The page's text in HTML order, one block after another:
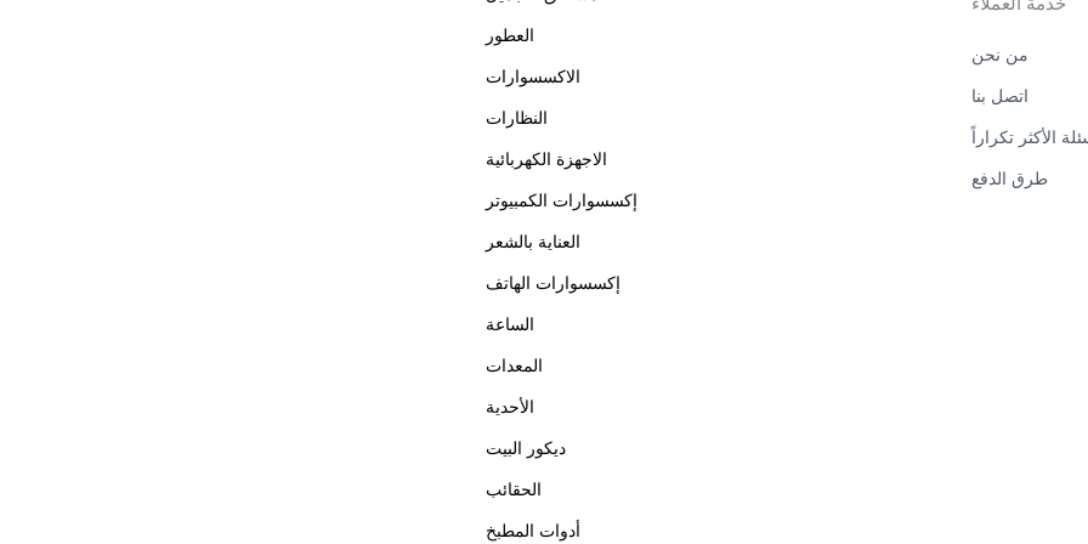
العطور
الاكسسوارات
النظارات
الاجهزة الكهربائية
إكسسوارات الكمبيوتر
العناية بالشعر
إكسسوارات الهاتف
الساعة
المعدات
الأحدية
ديكور البيت
الحقائب
أدوات المطبخ
من نحن
اتصل بنا
الأكثر تكراراً
طرق الدفع